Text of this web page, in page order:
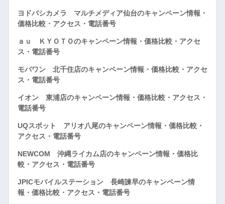
ヨドバシカメラ マルチメディア仙台のキャンペーン情報・
価格比較・アクセス・電話番号
ａｕ ＫＹＯＴＯのキャンペーン情報・価格比較・アクセ
ス・電話番号
モバワン 北千住店のキャンペーン情報・価格比較・アクセ
ス・電話番号
イオン 東浦店のキャンペーン情報・価格比較・アクセス・
電話番号
UQスポット アリオ八尾のキャンペーン情報・価格比較・
アクセス・電話番号
NEWCOM 沖縄ライカム店のキャンペーン情報・価格比
較・アクセス・電話番号
JPICモバイルステーション 長崎諫早のキャンペーン情
報・価格比較・アクセス・電話番号